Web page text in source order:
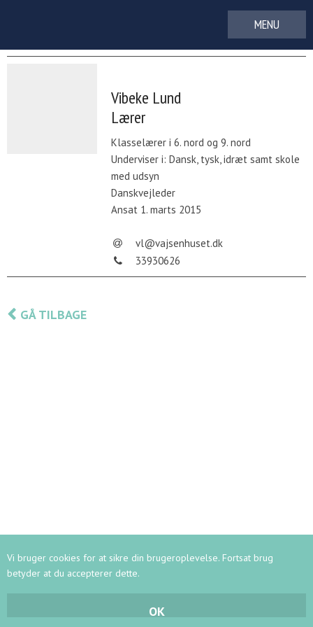
Vibeke Lund
Lærer
Klasselærer i 6. nord og 9. nord
Underviser i: Dansk, tysk, idræt samt skole
med udsyn
Danskvejleder
Ansat 1. marts 2015
vl@vajsenhuset.dk
33930626
GÅ TILBAGE
Vi bruger cookies for at sikre din brugeroplevelse. Fortsat brug
betyder at du accepterer dette.
OK